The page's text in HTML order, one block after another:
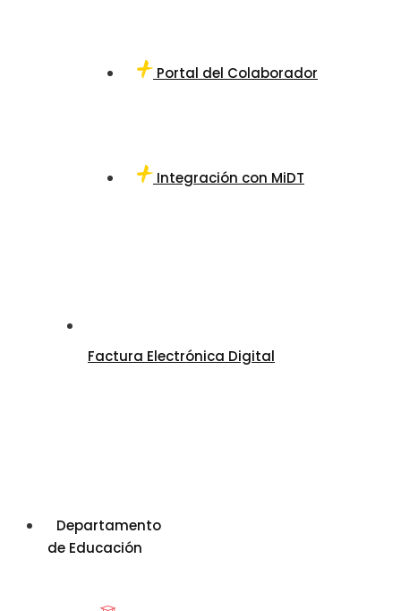
Portal del Colaborador
Integración con MiDT
Factura Electrónica Digital
Departamento
de Educación